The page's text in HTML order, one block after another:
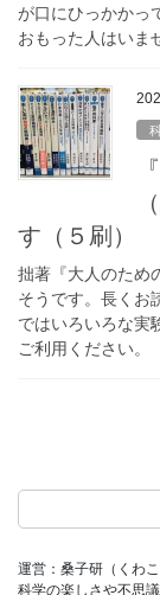
が口にひっかかっ
おもった人はいま
す（５刷）
拙著『大人のため
そうです。長くお
ではいろいろな実
ご利用ください
の
ペ
ー
運営：桑子研（くわこ
科学の楽しさや不思